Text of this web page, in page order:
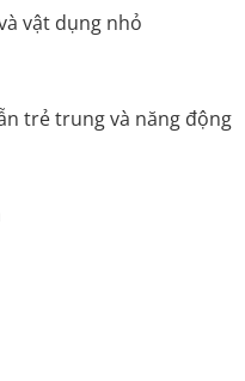
vật dụng nhỏ
trẻ trung và năng động